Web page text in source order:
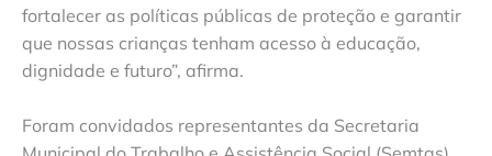
fortalecer as políticas públicas de proteção e garantir
que nossas crianças tenham acesso à educação,
dignidade e futuro”, afirma.
Foram convidados representantes da Secretaria